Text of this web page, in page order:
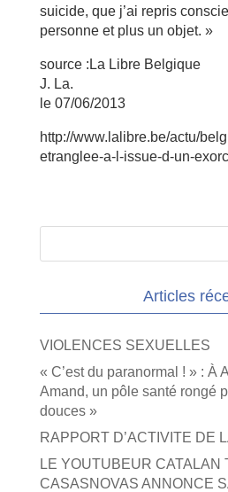
suicide, que j’ai repris
personne et plus un objet. »
source :La Libre Belgique
J. La.
le 07/06/2013
http://www.lalibre.be/actu/
etranglee-a-l-issue-d-un-
Articles
VIOLENCES SEXUELLES
« C’est du paranormal ! » : À
Amand, un pôle santé rongé
douces »
RAPPORT D’ACTIVITE DE
LE YOUTUBEUR CATALAN
CASASNOVAS ANNONCE